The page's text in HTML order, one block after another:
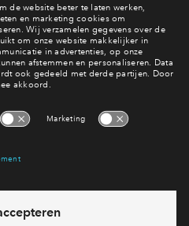
je dan snel aan
het belangrijkste nieuws en
aanmelden